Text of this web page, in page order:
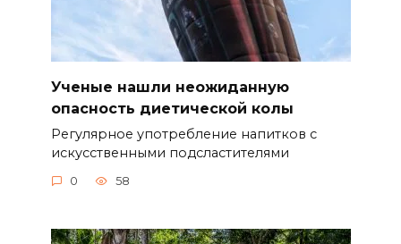
Ученые нашли неожиданную
опасность диетической колы
Регулярное употребление напитков с
искусственными подсластителями
0 58